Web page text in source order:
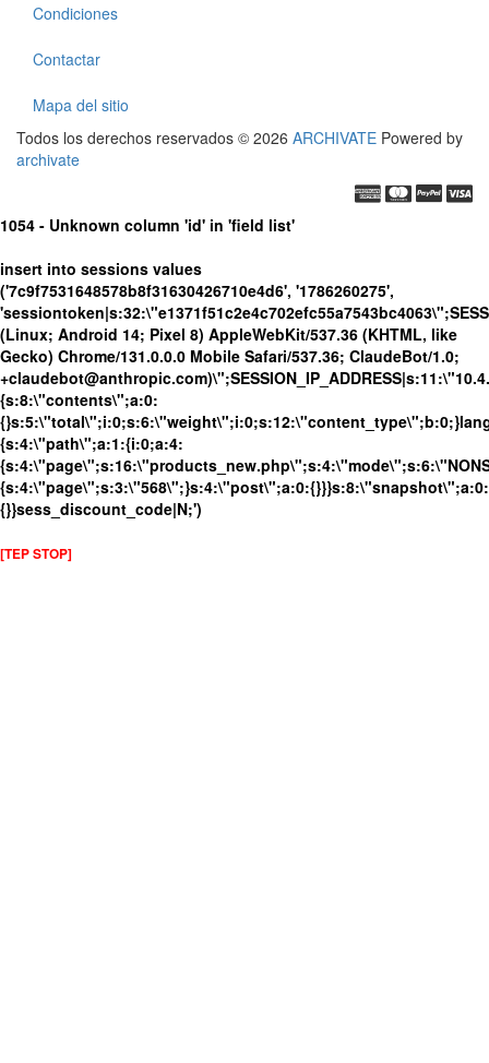
Condiciones
Contactar
Mapa del sitio
Todos los derechos reservados © 2026 ARCHIVATE Powered by
archivate
1054 - Unknown column 'id' in 'field list'
insert into sessions values
('7c9f7531648578b8f31630426710e4d6', '1786260275',
(Linux; Android 14; Pixel 8) AppleWebKit/537.36 (KHTML, like
Gecko) Chrome/131.0.0.0 Mobile Safari/537.36; ClaudeBot/1.0;
{s:8:\"contents\";a:0:
{s:4:\"path\";a:1:{i:0;a:4:
{s:4:\"page\";s:3:\"568\";}s:4:\"post\";a:0:{}}}s:8:\"snapshot\";a:0:
{}}sess_discount_code|N;')
[TEP STOP]